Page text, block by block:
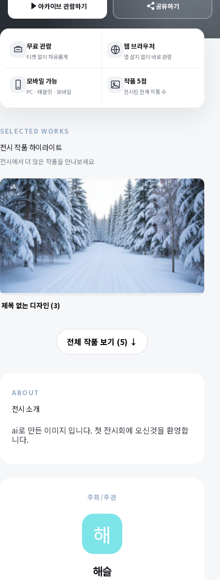
아카이브 관람하기 공유하기
무료 관람
티켓 없이 자유롭게
웹 브라우저
앱 설치 없이 바로 관람
모바일 가능
PC · 태블릿 · 모바일
작품 5점
전시된 전체 작품 수
SELECTED WORKS
전시 작품 하이라이트
전시에서 더 많은 작품을 만나보세요
제목 없는 디자인 (3)
전체 작품 보기 (5) ↓
ABOUT
전시 소개
ai로 만든 이미지 입니다. 첫 전시회에 오신것을 환영합
니다.
주최/주관
해슬